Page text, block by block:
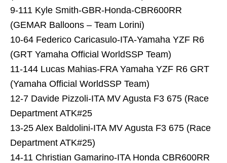
9-111 Kyle Smith-GBR-Honda-CBR600RR
(GEMAR Balloons – Team Lorini)
10-64 Federico Caricasulo-ITA-Yamaha YZF R6
(GRT Yamaha Official WorldSSP Team)
11-144 Lucas Mahias-FRA Yamaha YZF R6 GRT
(Yamaha Official WorldSSP Team)
12-7 Davide Pizzoli-ITA MV Agusta F3 675 (Race
Department ATK#25
13-25 Alex Baldolini-ITA MV Agusta F3 675 (Race
Department ATK#25)
14-11 Christian Gamarino-ITA Honda CBR600RR